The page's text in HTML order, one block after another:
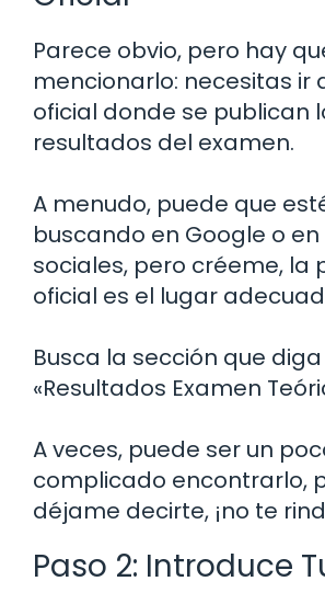
Parece obvio, pero hay
mencionarlo: necesitas ir
oficial donde se publican
resultados del examen.
A menudo, puede que
buscando en Google o
sociales, pero créeme, la
oficial es el lugar
Busca la sección que diga
«Resultados Examen
A veces, puede ser un
complicado encontrarlo,
déjame decirte, ¡no te
Paso 2: Introduce